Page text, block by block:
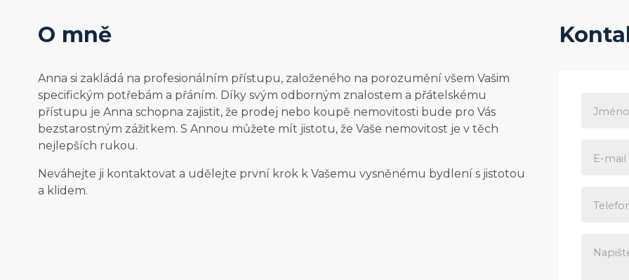
O mně
Anna si zakládá na profesionálním přístupu, založeného na porozumění všem Vašim
specifickým potřebám a přáním. Díky svým odborným znalostem a přátelskému
přístupu je Anna schopna zajistit, že prodej nebo koupě nemovitosti bude pro Vás
bezstarostným zážitkem. S Annou můžete mít jistotu, že Vaše nemovitost je v těch
nejlepších rukou.
Neváhejte ji kontaktovat a udělejte první krok k Vašemu vysněnému bydlení s jistotou
a klidem.
E-mail